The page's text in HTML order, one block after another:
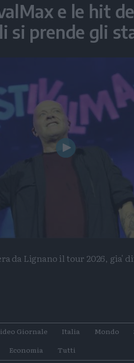
e le hit
si prende gli
Play
Video
da Lignano il tour 2026, gia'
Giornale Italia Mondo
Economia Tutti